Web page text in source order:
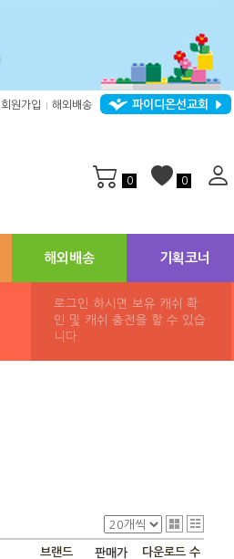
회원가입 해외배송 파이디온선교회
0 0
해외배송 기획코너
로그인 하시면 보유 캐쉬 확
인 및 캐쉬 충전을 할 수 있습
니다.
브랜드 판매가 다운로드 수